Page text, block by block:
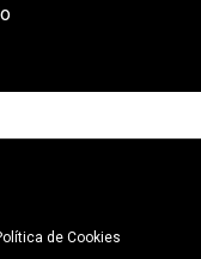
de Cookies